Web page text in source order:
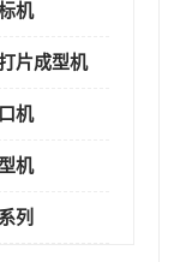
机
片成型机
机
机
列